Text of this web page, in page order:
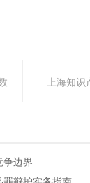
上海知
争边界